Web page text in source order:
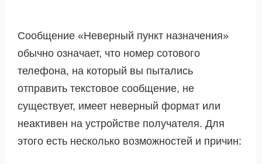
Сообщение «Неверный пункт назначения»
обычно означает, что номер сотового
телефона, на который вы пытались
отправить текстовое сообщение, не
существует, имеет неверный формат или
неактивен на устройстве получателя. Для
этого есть несколько возможностей и причин: